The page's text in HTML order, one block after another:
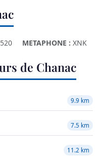
METAPHONE : XNK
de Chanac
9.9 km
7.5 km
11.2 km